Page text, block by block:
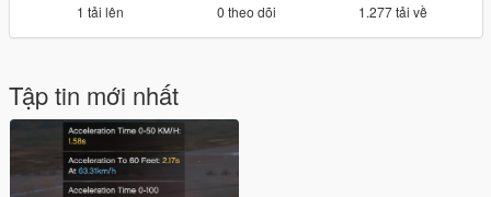
1 tải lên 0 theo dõi 1.277 tải về
Tập tin mới nhất